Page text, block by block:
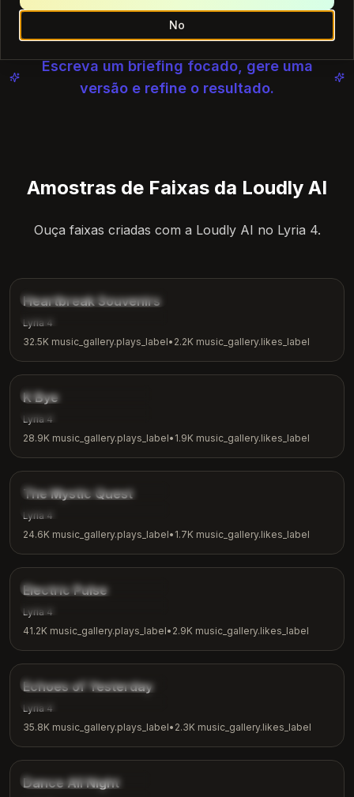
Inicie um Rascunho do Loudly AI
Escreva um briefing focado, gere uma
versão e refine o resultado.
Amostras de Faixas da Loudly AI
Ouça faixas criadas com a Loudly AI no Lyria 4.
music_gallery.tags.ballad
Heartbreak Souvenirs
Lyria 4
32.5K music_gallery.plays_label• 2.2K music_gallery.likes_label
music_gallery.tags.indie
K Bye
Lyria 4
28.9K music_gallery.plays_label• 1.9K music_gallery.likes_label
music_gallery.tags.fantasy
The Mystic Quest
Lyria 4
24.6K music_gallery.plays_label• 1.7K music_gallery.likes_label
music_gallery.tags.electronic
Electric Pulse
Lyria 4
41.2K music_gallery.plays_label• 2.9K music_gallery.likes_label
music_gallery.tags.nostalgic
Echoes of Yesterday
Lyria 4
35.8K music_gallery.plays_label• 2.3K music_gallery.likes_label
music_gallery.tags.dance
Dance All Night
No